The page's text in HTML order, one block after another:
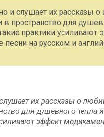
и слушает их рассказы
в пространство для
практики усиливают
песни на русском и
их рассказы о
для душевного тепла
эффект